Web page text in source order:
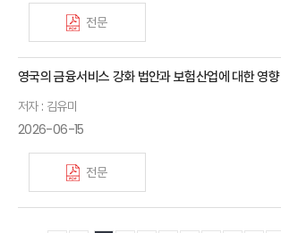
전문
영국의 금융서비스 강화 법안과 보험산업에 대한 영향
저자 : 김유미
2026-06-15
전문